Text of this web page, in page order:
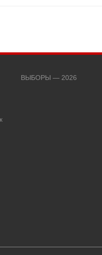
ВЫБОРЫ — 2026